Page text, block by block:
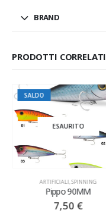
BRAND
PRODOTTI CORRELATI
SALDO
ESAURITO
ARTIFICIALI,SPINNING
Pippo 90MM
7,50 €